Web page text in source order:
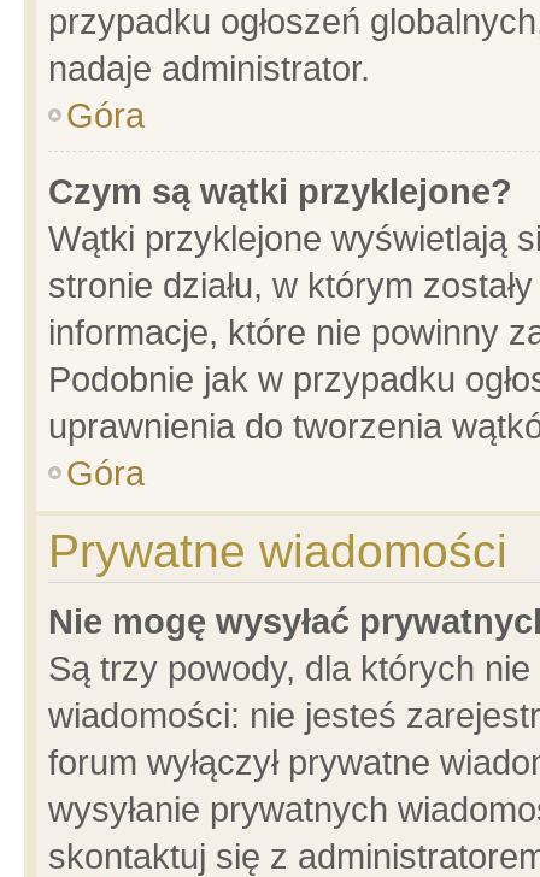
przypadku ogłoszeń
nadaje administrator.
Góra
Czym są wątki przyklejone?
Wątki przyklejone wyświetlają
stronie działu, w którym
informacje, które nie powinny
Podobnie jak w przypadku
uprawnienia do tworzenia
Góra
Prywatne wiadomości
Nie mogę wysyłać
Są trzy powody, dla których
wiadomości: nie jesteś
forum wyłączył prywatne
wysyłanie prywatnych
skontaktuj się z